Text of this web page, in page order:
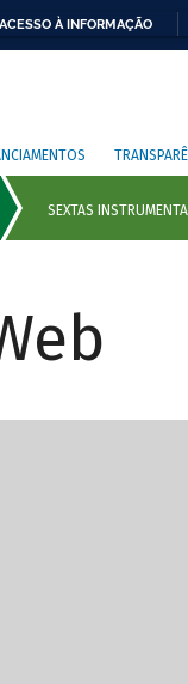
ACESSO À INFORMAÇÃO